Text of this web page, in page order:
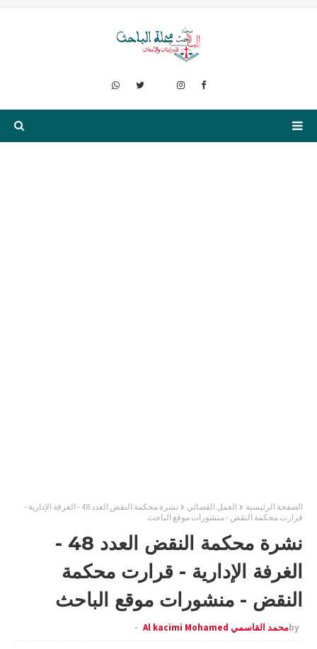
الصفحة الرئيسية العمل القضائي
نشرة محكمة النقض العدد 48 - الغرفة الإدارية -
قرارت محكمة النقض - منشورات موقع الباحث
نشرة محكمة النقض العدد 48 -
الغرفة الإدارية - قرارت محكمة
النقض - منشورات موقع الباحث
byمحمد القاسمي Al kacimi Mohamed